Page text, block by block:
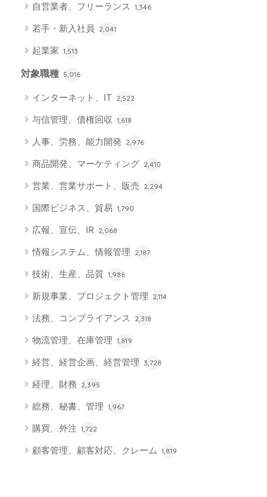
自営業者、フリーランス 1,346
若手・新入社員 2,041
起業家 1,513
対象職種 5,016
インターネット、IT 2,522
与信管理、債権回収 1,618
人事、労務、能力開発 2,976
商品開発、マーケティング 2,410
営業、営業サポート、販売 2,294
国際ビジネス、貿易 1,790
広報、宣伝、IR 2,068
情報システム、情報管理 2,187
技術、生産、品質 1,986
新規事業、プロジェクト管理 2,114
法務、コンプライアンス 2,318
物流管理、在庫管理 1,819
経営、経営企画、経営管理 3,728
経理、財務 2,395
総務、秘書、管理 1,967
購買、外注 1,722
顧客管理、顧客対応、クレーム 1,819